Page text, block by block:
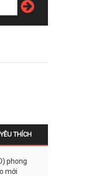
THÍCH
phong
mới